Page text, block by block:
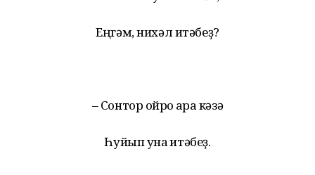
Еңгәм, нихәл итәбеҙ?
– Сонтор ҡойроҡ ҡара кәзә
Һуйып ҡунаҡ итәбеҙ.